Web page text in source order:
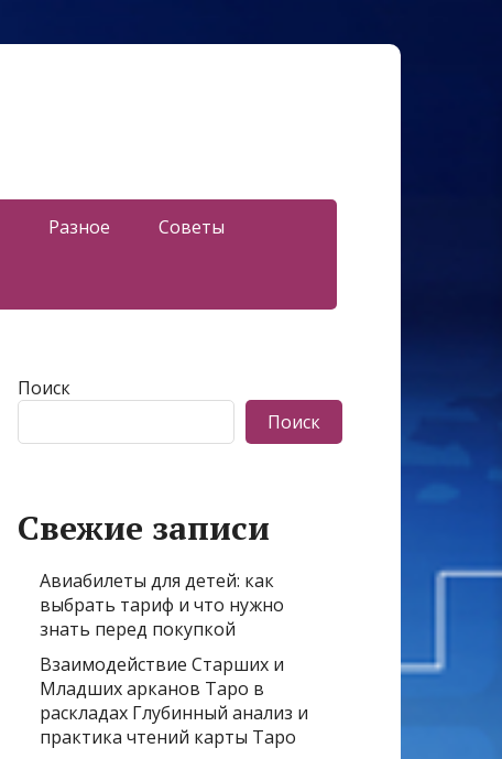
Разное Советы
Поиск
Поиск
Свежие записи
Авиабилеты для детей: как
выбрать тариф и что нужно
знать перед покупкой
Взаимодействие Старших и
Младших арканов Таро в
раскладах Глубинный анализ и
практика чтений карты Таро